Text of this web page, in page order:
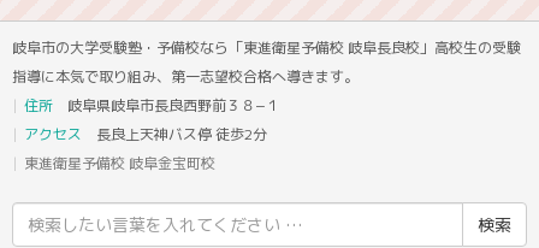
岐阜市の大学受験塾・予備校なら「東進衛星予備校 岐阜長良校」高校生の受験
指導に本気で取り組み、第一志望校合格へ導きます。
住所 岐阜県岐阜市長良西野前３８−１
アクセス 長良上天神バス停 徒歩2分
東進衛星予備校 岐阜金宝町校